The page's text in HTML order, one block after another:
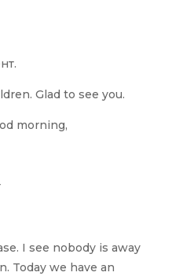
Glad to see you.
morning,
I see nobody is away
Today we have an